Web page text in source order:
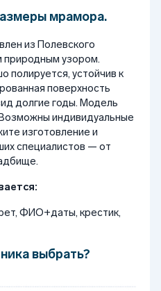
мрамора.
из Полевского
узором.
полируется, устойчив к
поверхность
долгие годы. Модель
индивидуальные
изготовление и
специалистов — от
ФИО+даты, крестик,
выбрать?